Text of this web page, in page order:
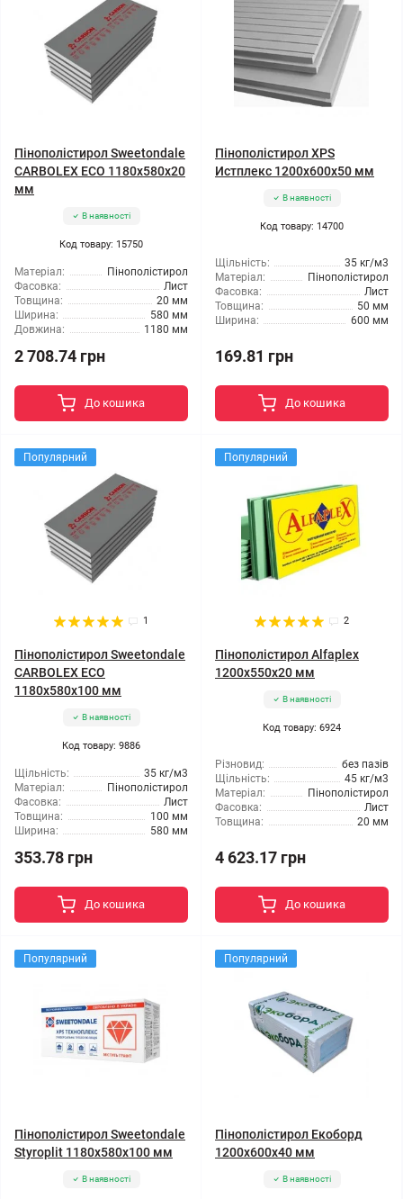
Пінополістирол Sweetondale
CARBOLEX ECO 1180x580x20
мм
В наявності
Код товару: 15750
Матеріал:
Пінополістирол
Фасовка:
Лист
Товщина:
20 мм
Ширина:
580 мм
Довжина:
1180 мм
2 708.74 грн
До кошика
Пінополістирол XPS
Истплекс 1200x600x50 мм
В наявності
Код товару: 14700
Щільність:
35 кг/м3
Матеріал:
Пінополістирол
Фасовка:
Лист
Товщина:
50 мм
Ширина:
600 мм
169.81 грн
До кошика
Популярний
1
Пінополістирол Sweetondale
CARBOLEX ECO
1180x580x100 мм
В наявності
Код товару: 9886
Щільність:
35 кг/м3
Матеріал:
Пінополістирол
Фасовка:
Лист
Товщина:
100 мм
Ширина:
580 мм
353.78 грн
До кошика
Популярний
2
Пінополістирол Alfaplex
1200x550x20 мм
В наявності
Код товару: 6924
Різновид:
без пазів
Щільність:
45 кг/м3
Матеріал:
Пінополістирол
Фасовка:
Лист
Товщина:
20 мм
4 623.17 грн
До кошика
Популярний
Пінополістирол Sweetondale
Styroplit 1180x580x100 мм
В наявності
Популярний
Пінополістирол Екоборд
1200x600x40 мм
В наявності